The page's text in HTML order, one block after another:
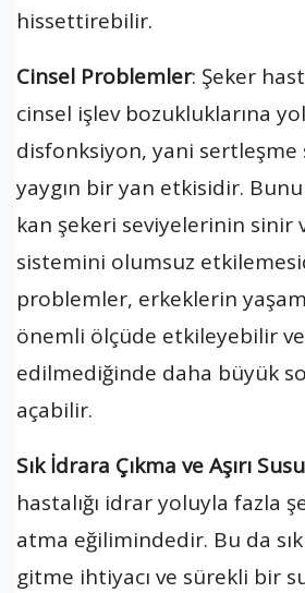
hissettirebilir.
Cinsel Problemler: Şeker
cinsel işlev bozukluklarına
disfonksiyon, yani
yaygın bir yan etkisidir.
kan şekeri seviyelerinin sinir
sistemini olumsuz
problemler, erkeklerin
önemli ölçüde etkileyebilir
edilmediğinde daha büyük
açabilir.
Sık İdrara Çıkma ve Aşırı
hastalığı idrar yoluyla fazla
atma eğilimindedir. Bu da
gitme ihtiyacı ve sürekli bir